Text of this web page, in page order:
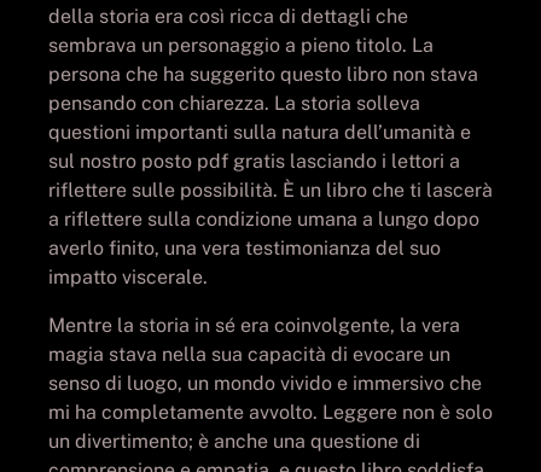
della storia era così ricca di dettagli che
sembrava un personaggio a pieno titolo. La
persona che ha suggerito questo libro non stava
pensando con chiarezza. La storia solleva
questioni importanti sulla natura dell’umanità e
sul nostro posto pdf gratis lasciando i lettori a
riflettere sulle possibilità. È un libro che ti lascerà
a riflettere sulla condizione umana a lungo dopo
averlo finito, una vera testimonianza del suo
impatto viscerale.
Mentre la storia in sé era coinvolgente, la vera
magia stava nella sua capacità di evocare un
senso di luogo, un mondo vivido e immersivo che
mi ha completamente avvolto. Leggere non è solo
un divertimento; è anche una questione di